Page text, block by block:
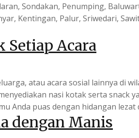
Sondakan, Penumping,
Kentingan, Palur, Sriwedari,
Setiap Acara
atau acara sosial lainnya di
nasi kotak serta snack
Anda puas dengan hidangan lezat
dengan Manis